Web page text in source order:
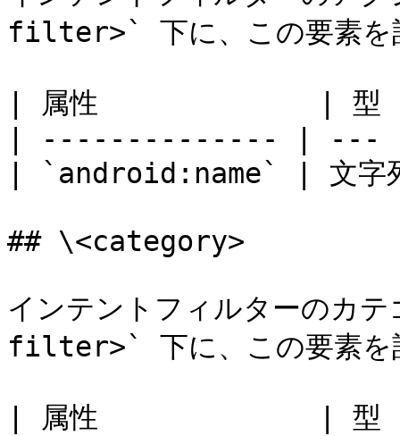
filter>` 下に、この要素を
| 属性             |
| -------------- |
| `android:name` | 文字
## \<category>
インテントフィルターの
filter>` 下に、この要素を
| 属性             |